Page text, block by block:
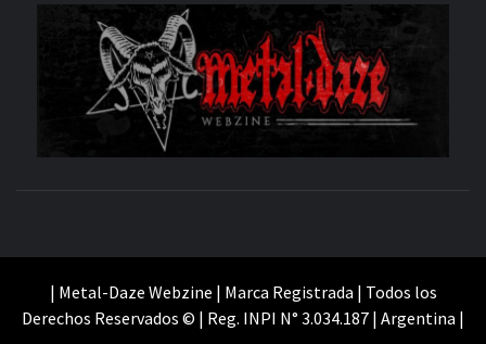
| Metal-Daze Webzine | Marca Registrada | Todos los
Derechos Reservados © | Reg. INPI N° 3.034.187 | Argentina |